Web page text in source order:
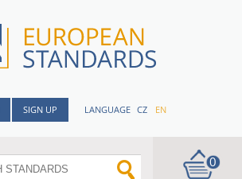
SIGN UP LANGUAGE CZ EN
0